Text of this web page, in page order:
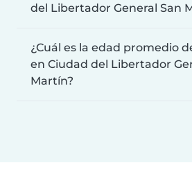
del Libertador General San
¿Cuál es la edad promedio
en Ciudad del Libertador
Martín?